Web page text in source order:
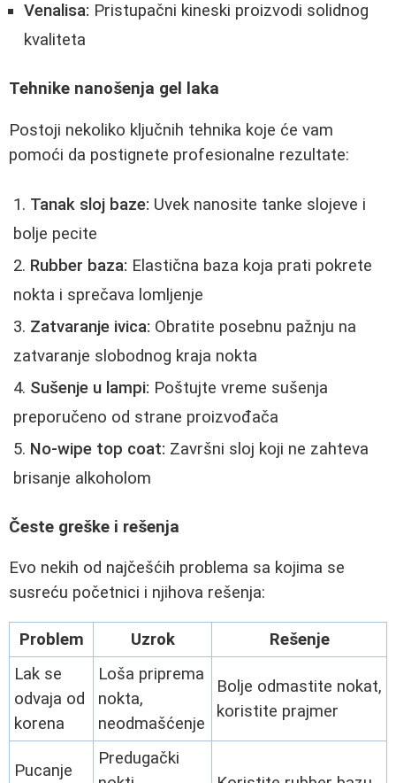
Venalisa: Pristupačni kineski proizvodi solidnog
kvaliteta
Tehnike nanošenja gel laka
Postoji nekoliko ključnih tehnika koje će vam
pomoći da postignete profesionalne rezultate:
Tanak sloj baze: Uvek nanosite tanke slojeve i
bolje pecite
Rubber baza: Elastična baza koja prati pokrete
nokta i sprečava lomljenje
Zatvaranje ivica: Obratite posebnu pažnju na
zatvaranje slobodnog kraja nokta
Sušenje u lampi: Poštujte vreme sušenja
preporučeno od strane proizvođača
No-wipe top coat: Završni sloj koji ne zahteva
brisanje alkoholom
Česte greške i rešenja
Evo nekih od najčešćih problema sa kojima se
susreću početnici i njihova rešenja:
Problem Uzrok
Rešenje
Lak se
odvaja od
korena
Loša priprema
nokta,
neodmašćenje
Bolje odmastite nokat,
koristite prajmer
Pucanje
Predugački